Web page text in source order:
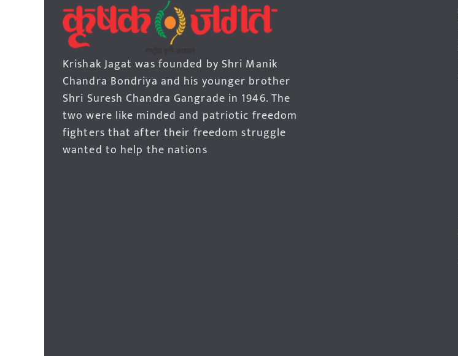
Krishak Jagat was founded by Shri Manik
Chandra Bondriya and his younger brother
Shri Suresh Chandra Gangrade in 1946. The
two were like minded and patriotic freedom
fighters that after their freedom struggle
wanted to help the nations